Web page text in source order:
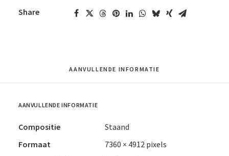
Share
AANVULLENDE INFORMATIE
AANVULLENDE INFORMATIE
Compositie
Staand
Formaat
7360 × 4912 pixels